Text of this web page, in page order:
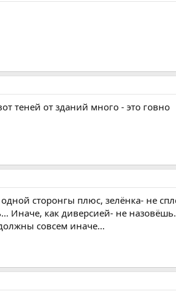
теней от зданий много - это говно
одной сторонгы плюс, зелёнка- не
Иначе, как диверсией- не
совсем иначе...